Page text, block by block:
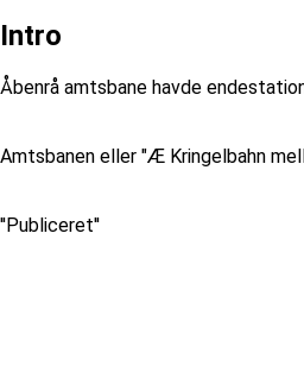
Intro
Åbenrå amtsbane havde
Amtsbanen eller "Æ Kringelbahn
''Publiceret''